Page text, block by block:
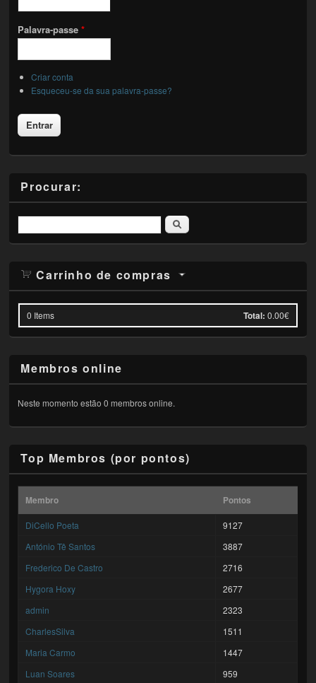
Palavra-passe*
Criar conta
Esqueceu-se da sua palavra-passe?
Procurar:
Pesquisar
Carrinho de compras
0 Items Total: 0.00€
Membros online
Neste momento estão 0 membros online.
Top Membros (por pontos)
Membro Pontos
DiCello Poeta
9127
António Tê Santos
3887
Frederico De Castro
2716
Hygora Hoxy
2677
admin
2323
CharlesSilva
1511
Maria Carmo
1447
Luan Soares
959